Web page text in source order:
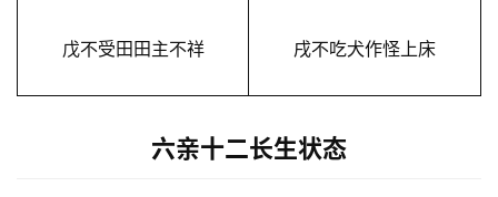
戊不受田田主不祥 戌不吃犬作怪上床
六亲十二长生状态